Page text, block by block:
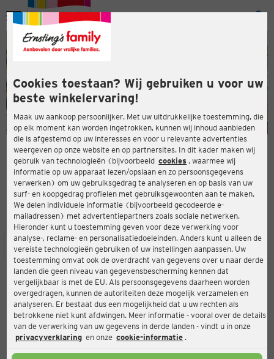
Cookies toestaan? Wij gebruiken u voor uw
beste winkelervaring!
Maak uw aankoop persoonlijker. Met uw uitdrukkelijke toestemming, die
op elk moment kan worden ingetrokken, kunnen wij inhoud aanbieden
die is afgestemd op uw interesses en voor u relevante advertenties
weergeven op onze website en op partnersites. In dit kader maken wij
gebruik van technologieën (bijvoorbeeld cookies , waarmee wij
informatie op uw apparaat lezen/opslaan en zo persoonsgegevens
verwerken) om uw gebruiksgedrag te analyseren en op basis van uw
surf- en koopgedrag profielen met gebruiksgewoonten aan te maken.
We delen individuele informatie (bijvoorbeeld gecodeerde e-
mailadressen) met advertentiepartners zoals sociale netwerken.
Hieronder kunt u toestemming geven voor deze verwerking voor
analyse-, reclame- en personalisatiedoeleinden. Anders kunt u alleen de
vereiste technologieën gebruiken of uw instellingen aanpassen. Uw
toestemming omvat ook de overdracht van gegevens over u naar derde
landen die geen niveau van gegevensbescherming kennen dat
vergelijkbaar is met de EU. Als persoonsgegevens daarheen worden
overgedragen, kunnen de autoriteiten deze mogelijk verzamelen en
analyseren. Er bestaat dus een mogelijkheid dat u uw rechten als
betrokkene niet kunt afdwingen. Meer informatie - vooral over de details
van de verwerking van uw gegevens in derde landen - vindt u in onze
privacyverklaring en onze cookie-informatie .
Menu
ERNSTING'S FAMILY-WINKEL
Albert-Schweitzer-Str. 37
32584 Löhne
4,1
Beoordeling:
LOCATIE SERVICES ASSORTIMENT ACTIES
Ernsting's family
Albert-Schweitzer-Str. 37, 32584 Löhne
Gesloten